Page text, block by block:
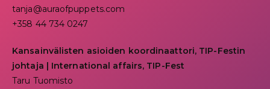
tanja@auraofpuppets.com
+358 44 734 0247
Kansainvälisten asioiden koordinaattori, TIP-Festin
johtaja | International affairs, TIP-Fest
Taru Tuomisto